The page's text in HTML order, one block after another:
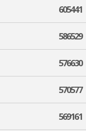
605441
586529
576630
570577
569161